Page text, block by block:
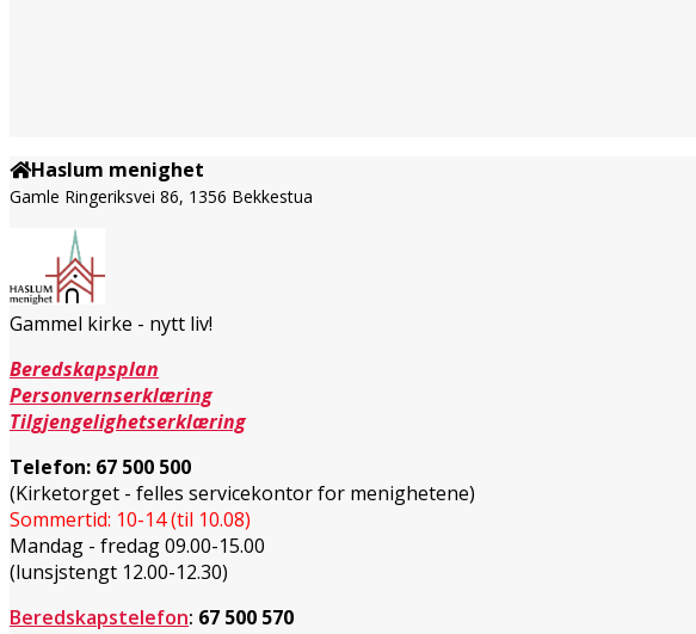
Haslum menighet
Gamle Ringeriksvei 86, 1356 Bekkestua
Gammel kirke - nytt liv!
Beredskapsplan
Personvernserklæring
Tilgjengelighetserklæring
Telefon: 67 500 500
(Kirketorget - felles servicekontor for menighetene)
Sommertid: 10-14 (til 10.08)
Mandag - fredag 09.00-15.00
(lunsjstengt 12.00-12.30)
Beredskapstelefon: 67 500 570